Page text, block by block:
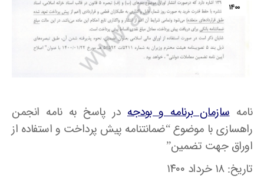
۱۴۰۰
نامهسازمان برنامه و بودجه در پاسخ به نامه انجمن
راهسازی با موضوع “ضمانتنامه پیش پرداخت و استفاده از
اوراق جهت تضمین”
تاریخ: ۱۸ خرداد ۱۴۰۰